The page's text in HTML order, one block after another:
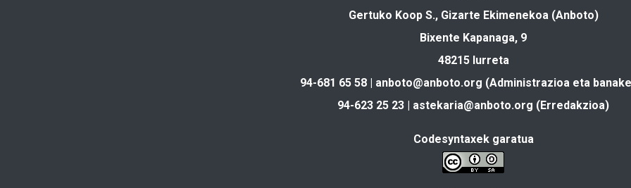
Gertuko Koop S., Gizarte Ekimenekoa (Anboto)
Bixente Kapanaga, 9
48215 Iurreta
94-681 65 58 | anboto@anboto.org (Administrazioa eta
94-623 25 23 | astekaria@anboto.org (Erredakzioa)
Codesyntaxek garatua